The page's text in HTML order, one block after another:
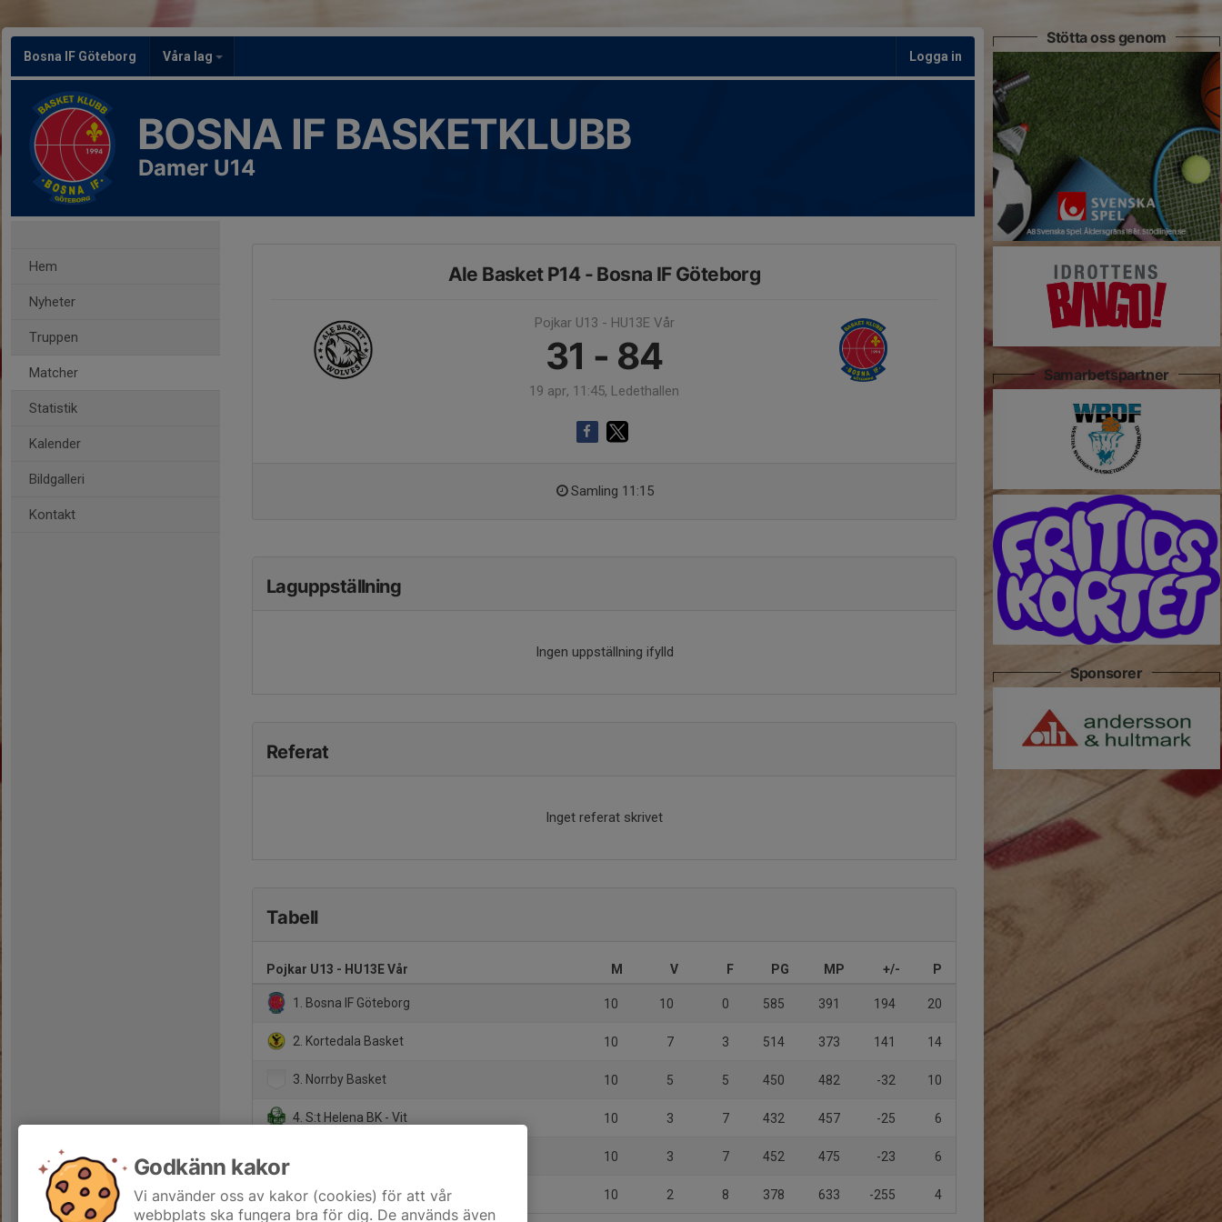
Bosna IF Göteborg Våra lag Logga in
BOSNA IF BASKETKLUBB
Damer U14
Hem
Nyheter
Truppen
Matcher
Statistik
Kalender
Bildgalleri
Kontakt
Ale Basket P14 - Bosna IF Göteborg
Pojkar U13 - HU13E Vår
31 - 84
19 apr, 11:45, Ledethallen
Samling 11:15
Laguppställning
Ingen uppställning ifylld
Referat
Inget referat skrivet
Tabell
Pojkar U13 - HU13E Vår M V F PG MP +/- P
1. Bosna IF Göteborg 10 10 0 585 391 194 20
2. Kortedala Basket 10 7 3 514 373 141 14
3. Norrby Basket 10 5 5 450 482 -32 10
4. S:t Helena BK - Vit 10 3 7 432 457 -25 6
10 3 7 452 475 -23 6
6. Ale Basket P14 10 2 8 378 633 -255 4
Stötta oss genom
Samarbetspartner
Sponsorer
Godkänn kakor
Vi använder oss av kakor (cookies) för att vår
webbplats ska fungera bra för dig. De används även